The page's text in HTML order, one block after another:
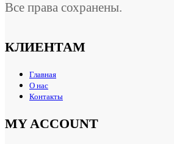
Все права сохранены.
КЛИЕНТАМ
Главная
О нас
Контакты
MY ACCOUNT